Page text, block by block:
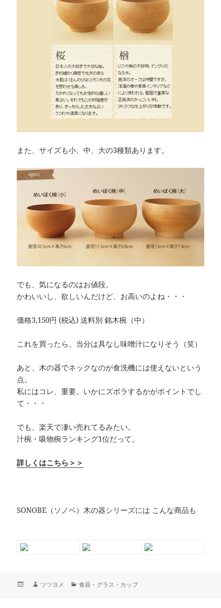
また、サイズも小、中、大の3種類あります。
でも、気になるのはお値段。
かわいいし、欲しいんだけど、お高いのよね・・・
価格3,150円 (税込) 送料別 銘木椀（中）
これを買ったら、当分は具なし味噌汁になりそう（笑）
あと、木の器でネックなのが食洗機には使えないという
点。
私にはコレ、重要。いかにズボラするかがポイントでし
て・・・
でも、楽天で凄い売れてるみたい。
汁椀・吸物椀ランキング1位だって。
詳しくはこちら＞＞
SONOBE（ソノベ）木の器シリーズには こんな商品も
作
ツツヨメ
カ
食器・グラス・カップ